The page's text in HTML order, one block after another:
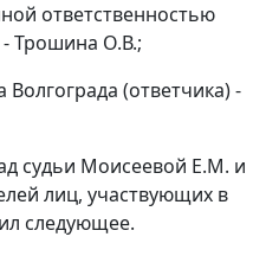
ответственностью
Трошина О.В.;
(ответчика) -
судьи Моисеевой Е.М. и
лиц, участвующих в
следующее.